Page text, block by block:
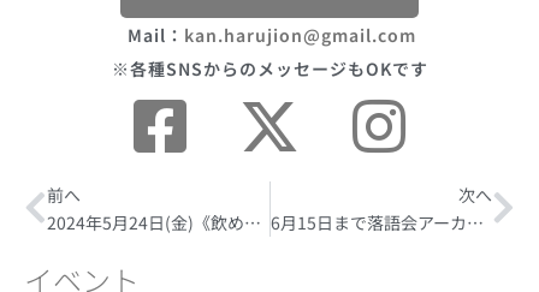
Mail： kan.harujion@gmail.com
※各種SNSからのメッセージもOKです
Prev
前へ
2024年5月24日(金)《飲めるヨガ》
次へ
6月15日まで落語会アーカイブのオンライン配信あり！2024年6月8日(土)《第14回 ほろ酔い 燗らくご》【出演 三遊亭志う歌師匠】
イベント